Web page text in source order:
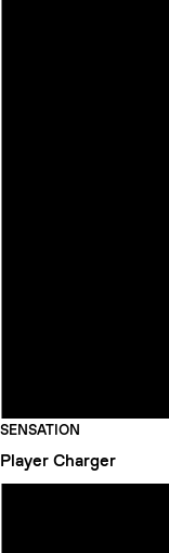
SENSATION
Player Charger